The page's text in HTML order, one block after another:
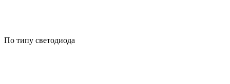
По типу светодиода